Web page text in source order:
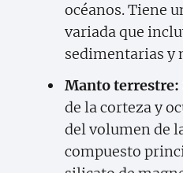
océanos. Tiene
variada que
sedimentarias y
Manto terrestre:
de la corteza y
del volumen de
compuesto